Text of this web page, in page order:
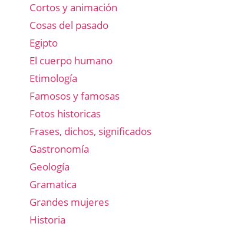
Cortos y animación
Cosas del pasado
Egipto
El cuerpo humano
Etimología
Famosos y famosas
Fotos historicas
Frases, dichos, significados
Gastronomía
Geología
Gramatica
Grandes mujeres
Historia